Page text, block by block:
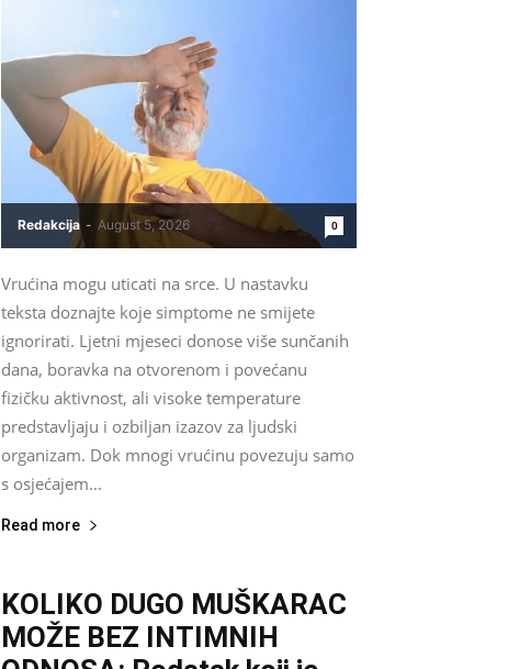
Redakcija - August 5, 2026 0
Vrućina mogu uticati na srce. U nastavku
teksta doznajte koje simptome ne smijete
ignorirati. Ljetni mjeseci donose više sunčanih
dana, boravka na otvorenom i povećanu
fizičku aktivnost, ali visoke temperature
predstavljaju i ozbiljan izazov za ljudski
organizam. Dok mnogi vrućinu povezuju samo
s osjećajem...
Read more
KOLIKO DUGO MUŠKARAC
MOŽE BEZ INTIMNIH